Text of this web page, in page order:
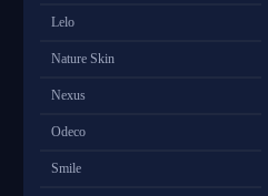
Lelo
Nature Skin
Nexus
Odeco
Smile